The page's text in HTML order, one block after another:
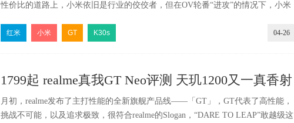
性价比的道路上，小米依旧是行业的佼佼者，但在OV轮番“进攻”的情况下，小米
04-26
红米 小米 GT K30s
1799起 realme真我GT Neo评测 天玑1200又一真香射
门员
月初，realme发布了主打性能的全新旗舰产品线——「GT」，GT代表了高性能，
挑战不可能，以及追求极致，很符合realme的Slogan，“DARE TO LEAP”敢越级这